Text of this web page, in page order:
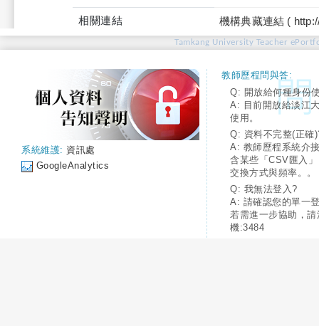
相關連結 機構典藏連結 (
Tamkang University Teacher
系統維護: 資訊處
GoogleAnalytics
教師歷程問與答:
Q: 開放給何種身份
A: 目前開放給淡江
使用。
Q: 資料不完整(正確
A: 教師歷程系統介
含某些「CSV匯入
交換方式與頻率。。
Q: 我無法登入?
A: 請確認您的單一
若需進一步協助，
機:3484